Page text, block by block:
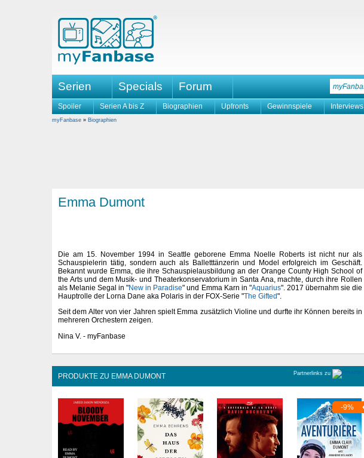
Serien Specials Forum
Spoiler Serien A bis Z Biographien Upfronts Gewinnspiele Interviews
myFanbase » Biographien
Emma Dumont
Die am 15. November 1994 in Seattle geborene Emma Noelle Roberts ist nicht nur als
Schauspielerin tätig, sondern auch als Balletttänzerin und Model erfolgreich im Geschäft.
Bekannt wurde Emma, die ihre Schauspielausbildung an der Orange County High School of
the Arts und dem Musik- und Theaterkonservatorium in Santa Ana, machte, durch ihre Rollen
als Melanie Segal in "New in Paradise" und Emma Karn in "Aquarius". 2017 übernahm sie die
Hauptrolle der Lorna Dane aka Polaris in der FOX-Serie "The Gifted".
Seit dem Alter von vier Jahren spielt Emma zusätzlich Violine und durfte ihr Können bereits in
mehreren Orchestern zeigen.
Nina V. - myFanbase
Partnerlinks zu
PRODUKTE ZU EMMA DUMONT
-9%